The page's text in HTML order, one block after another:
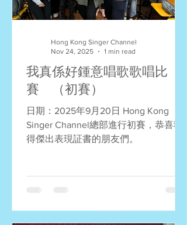
我真係好鍾意唱歌歌唱比
賽 （初賽）
日期：2025年9月20日 Hong Kong
Singer Channel總部進行初賽，恭喜獲
得傑出表現証書的朋友們。
Hong Kong Singer Channel
Nov 24, 2025
1 min read